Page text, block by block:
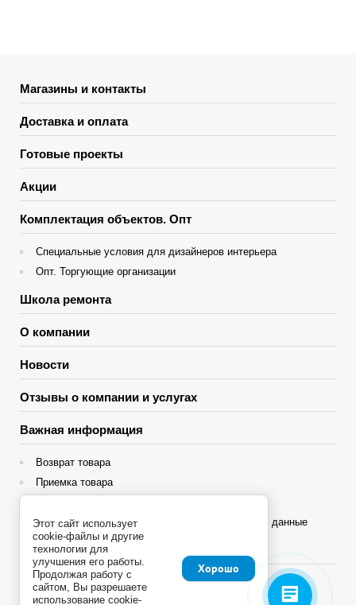
Магазины и контакты
Доставка и оплата
Готовые проекты
Акции
Комплектация объектов. Опт
Специальные условия для дизайнеров интерьера
Опт. Торгующие организации
Школа ремонта
О компании
Новости
Отзывы о компании и услугах
Важная информация
Возврат товара
Приемка товара
Политика конфиденциальности и персональные данные
Яндекс Сплит
Этот сайт использует
cookie-файлы и другие
технологии для
улучшения его работы.
Продолжая работу с
сайтом, Вы разрешаете
использование cookie-
Хорошо